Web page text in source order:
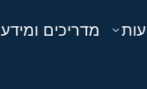
מדריכים ומידע